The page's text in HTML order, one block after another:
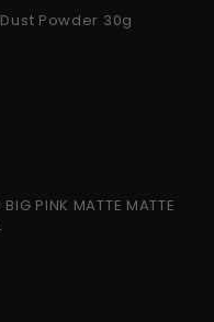
Powder 30g
PINK MATTE MATTE